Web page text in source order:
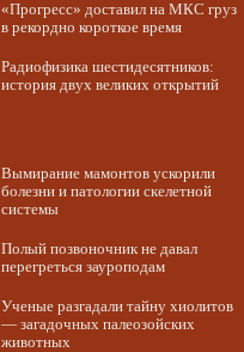
«Прогресс» доставил на МКС груз
в рекордно короткое время
Радиофизика шестидесятников:
история двух великих открытий
Вымирание мамонтов ускорили
болезни и патологии скелетной
системы
Полый позвоночник не давал
перегреться зауроподам
Ученые разгадали тайну хиолитов
— загадочных палеозойских
животных